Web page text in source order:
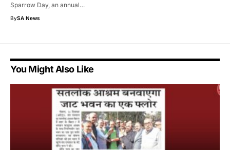
Sparrow Day, an annual…
BySA News
You Might Also Like